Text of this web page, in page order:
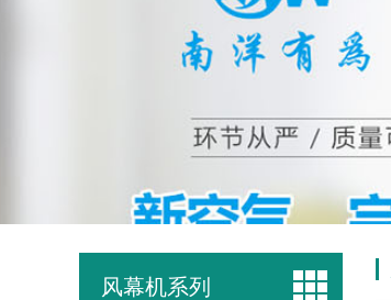
风幕机系列